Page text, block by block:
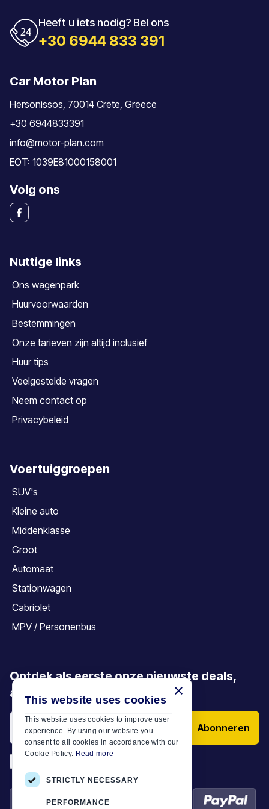
Heeft u iets nodig? Bel ons
+30 6944 833 391
Car Motor Plan
Hersonissos, 70014 Crete, Greece
+30 6944833391
info@motor-plan.com
EOT: 1039E81000158001
Volg ons
Nuttige links
Ons wagenpark
Huurvoorwaarden
Bestemmingen
Onze tarieven zijn altijd inclusief
Huur tips
Veelgestelde vragen
Neem contact op
Privacybeleid
Voertuiggroepen
SUV's
Kleine auto
Middenklasse
Groot
Automaat
Stationwagen
Cabriolet
MPV / Personenbus
Ontdek als eerste onze nieuwste deals,
aanbiedingen en artikelen
Abonneren
×
This website uses cookies
This website uses cookies to improve user
experience. By using our website you
consent to all cookies in accordance with our
Cookie Policy. Read more
STRICTLY NECESSARY
PERFORMANCE